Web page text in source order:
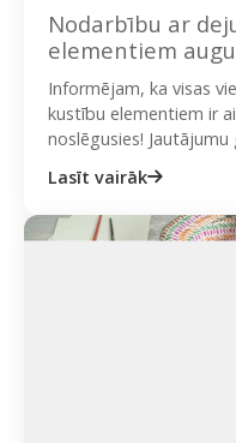
Nodarbību ar
elementiem
oktobra dienas
Informējam, ka visas
kustību elementiem ir
noslēgusies!
Lasīt vairāk